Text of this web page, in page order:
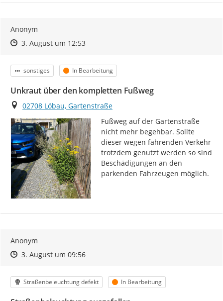
Anonym
Zeitpunkt des Erstellens
Zeitpunkt des Erstellens
3. August um 12:53Zur Äußerung
Kategorie
sonstiges Status
In Bearbeitung
Unkraut über den kompletten Fußweg
Ort
02708 Löbau, Gartenstraße
Fußweg auf der Gartenstraße
nicht mehr begehbar. Sollte
dieser wegen fahrenden Verkehr
trotzdem genutzt werden so sind
Beschädigungen an den
parkenden Fahrzeugen möglich.
Anonym
Zeitpunkt des Erstellens
Zeitpunkt des Erstellens
3. August um 09:56Zur Äußerung
Kategorie
Straßenbeleuchtung defekt Status
In Bearbeitung